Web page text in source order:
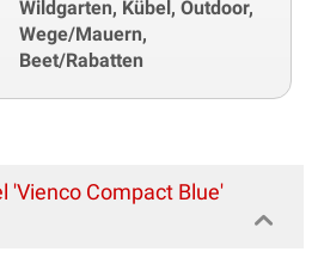
Wildgarten, Kübel, Outdoor,
Wege/Mauern,
Beet/Rabatten
'Vienco Compact Blue'